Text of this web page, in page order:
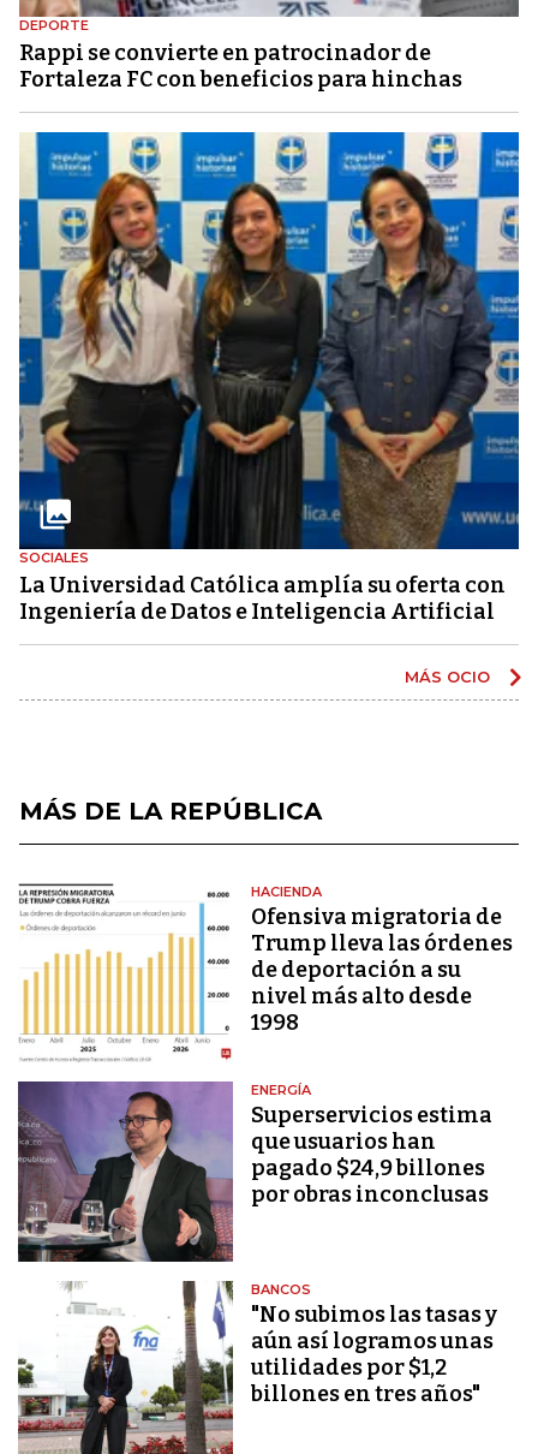
DEPORTE
Rappi se convierte en patrocinador de
Fortaleza FC con beneficios para hinchas
SOCIALES
La Universidad Católica amplía su oferta con
Ingeniería de Datos e Inteligencia Artificial
MÁS OCIO
MÁS DE LA REPÚBLICA
HACIENDA
Ofensiva migratoria de
Trump lleva las órdenes
de deportación a su
nivel más alto desde
1998
ENERGÍA
Superservicios estima
que usuarios han
pagado $24,9 billones
por obras inconclusas
BANCOS
"No subimos las tasas y
aún así logramos unas
utilidades por $1,2
billones en tres años"